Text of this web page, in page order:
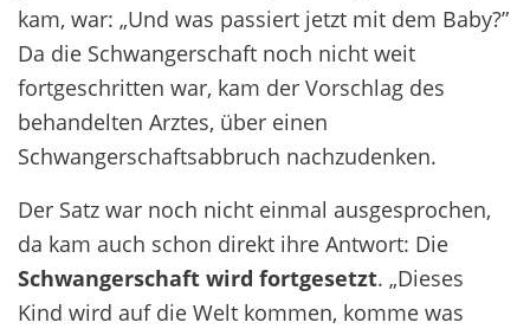
kam, war: „Und was passiert jetzt mit dem Baby?”
Da die Schwangerschaft noch nicht weit
fortgeschritten war, kam der Vorschlag des
behandelten Arztes, über einen
Schwangerschaftsabbruch nachzudenken.
Der Satz war noch nicht einmal ausgesprochen,
da kam auch schon direkt ihre Antwort: Die
Schwangerschaft wird fortgesetzt. „Dieses
Kind wird auf die Welt kommen, komme was